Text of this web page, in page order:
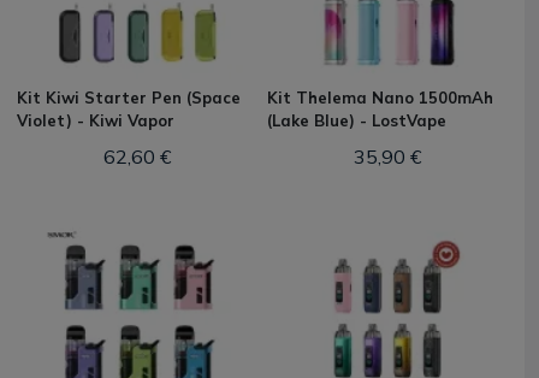
Kit Kiwi Starter Pen (Space
Violet) - Kiwi Vapor
62,60 €
Kit Thelema Nano 1500mAh
(Lake Blue) - LostVape
35,90 €